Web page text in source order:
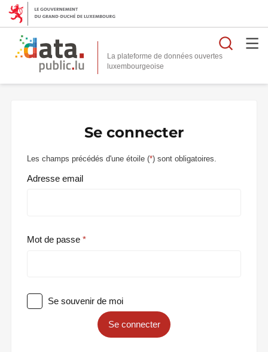
La plateforme de données ouvertes
Se connecter
Les champs précédés d'une étoile (*) sont obligatoires.
Adresse email
Mot de passe
Se souvenir de moi
Se connecter